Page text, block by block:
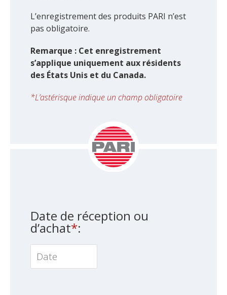
L’enregistrement des produits PARI n’est
pas obligatoire.
Remarque : Cet enregistrement
s’applique uniquement aux résidents
des États Unis et du Canada.
*L’astérisque indique un champ obligatoire
Date de réception ou
d’achat*: